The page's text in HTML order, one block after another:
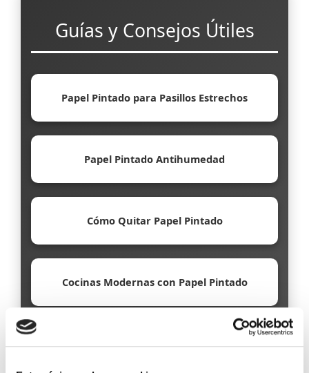
Guías y Consejos Útiles
Papel Pintado para Pasillos Estrechos
Papel Pintado Antihumedad
Cómo Quitar Papel Pintado
Cocinas Modernas con Papel Pintado
Papel Pintado Ecológico